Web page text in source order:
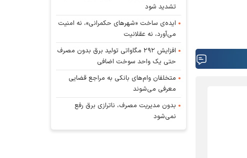
تشدید شود
ایده‌ی ساخت «شهرهای حکمرانی»، نه امنیت
می‌آورد، نه عقلانیت
افزایش ۲۹۲ مگاواتی تولید برق بدون مصرف
حتی یک واحد سوخت اضافی
متخلفان وام‌های بانکی به مراجع قضایی
معرفی می‌شوند
بدون مدیریت مصرف، ناترازی برق رفع
نمی‌شود